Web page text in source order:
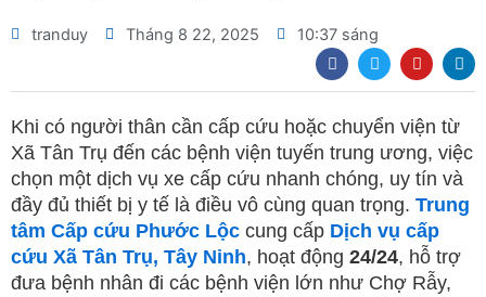
tranduy Tháng 8 22, 2025 10:37 sáng
F
a
c
b
o
o
k
T
w
i
t
e
r
Y
o
u
u
b
e
L
i
n
e
i
n
Khi có người thân cần cấp cứu hoặc chuyển viện từ
Xã Tân Trụ đến các bệnh viện tuyến trung ương, việc
chọn một dịch vụ xe cấp cứu nhanh chóng, uy tín và
đầy đủ thiết bị y tế là điều vô cùng quan trọng. Trung
tâm Cấp cứu Phước Lộc cung cấp Dịch vụ cấp
cứu Xã Tân Trụ, Tây Ninh, hoạt động 24/24, hỗ trợ
đưa bệnh nhân đi các bệnh viện lớn như Chợ Rẫy,